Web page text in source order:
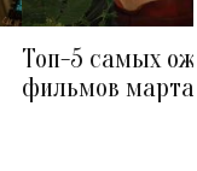
Топ-5 самых
фильмов